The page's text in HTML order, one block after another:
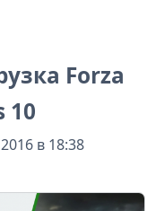
Forza
10
в 18:38